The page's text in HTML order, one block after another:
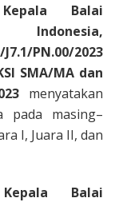
Balai
Indonesia,
PN.00/2023
SMA/MA dan
menyatakan
pada masing–
I, Juara II, dan
Balai